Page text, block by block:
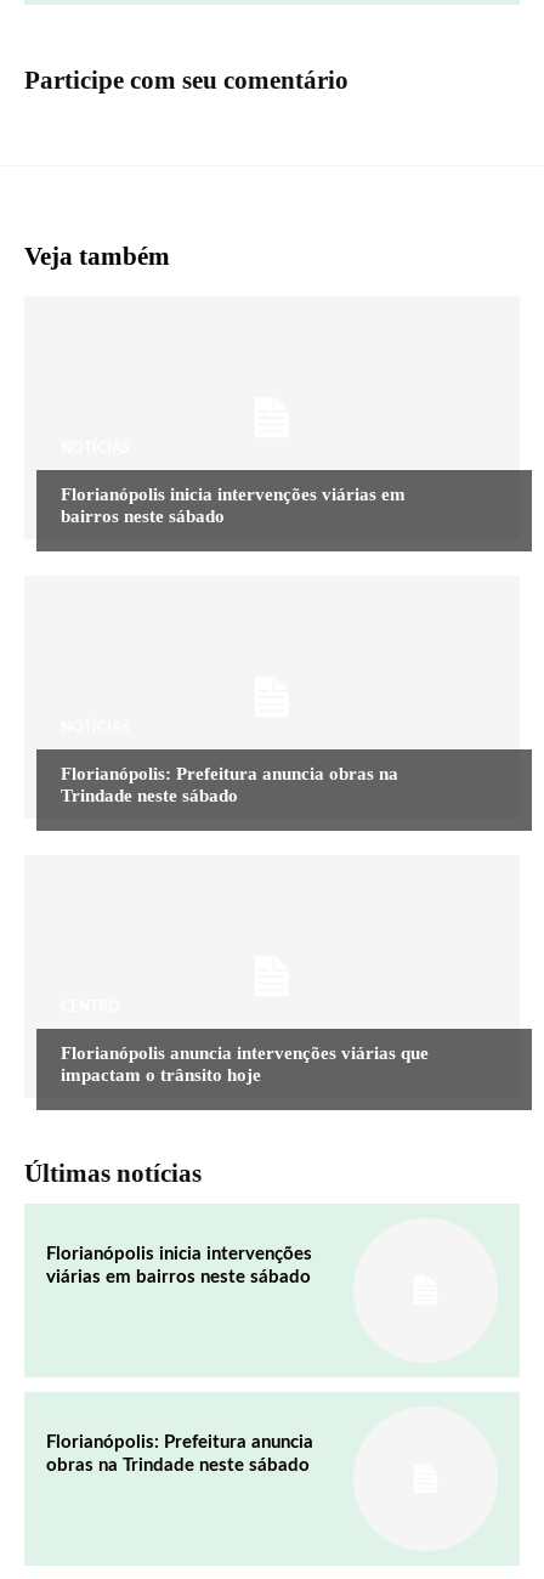
Participe com seu comentário
Veja também
Florianópolis inicia intervenções viárias em
bairros neste sábado
Florianópolis: Prefeitura anuncia obras na
Trindade neste sábado
Florianópolis anuncia intervenções viárias que
impactam o trânsito hoje
Últimas notícias
Florianópolis inicia intervenções
viárias em bairros neste sábado
Florianópolis: Prefeitura anuncia
obras na Trindade neste sábado